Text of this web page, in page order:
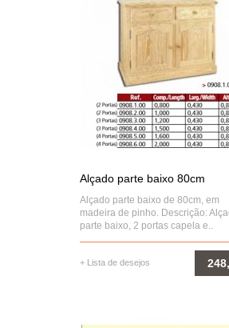
Alçado parte baixo 80cm
Alçado parte baixo de 80cm, em
madeira de pinho. Descrição:
parte baixo, 2 portas capela e..
+ Lista de desejos